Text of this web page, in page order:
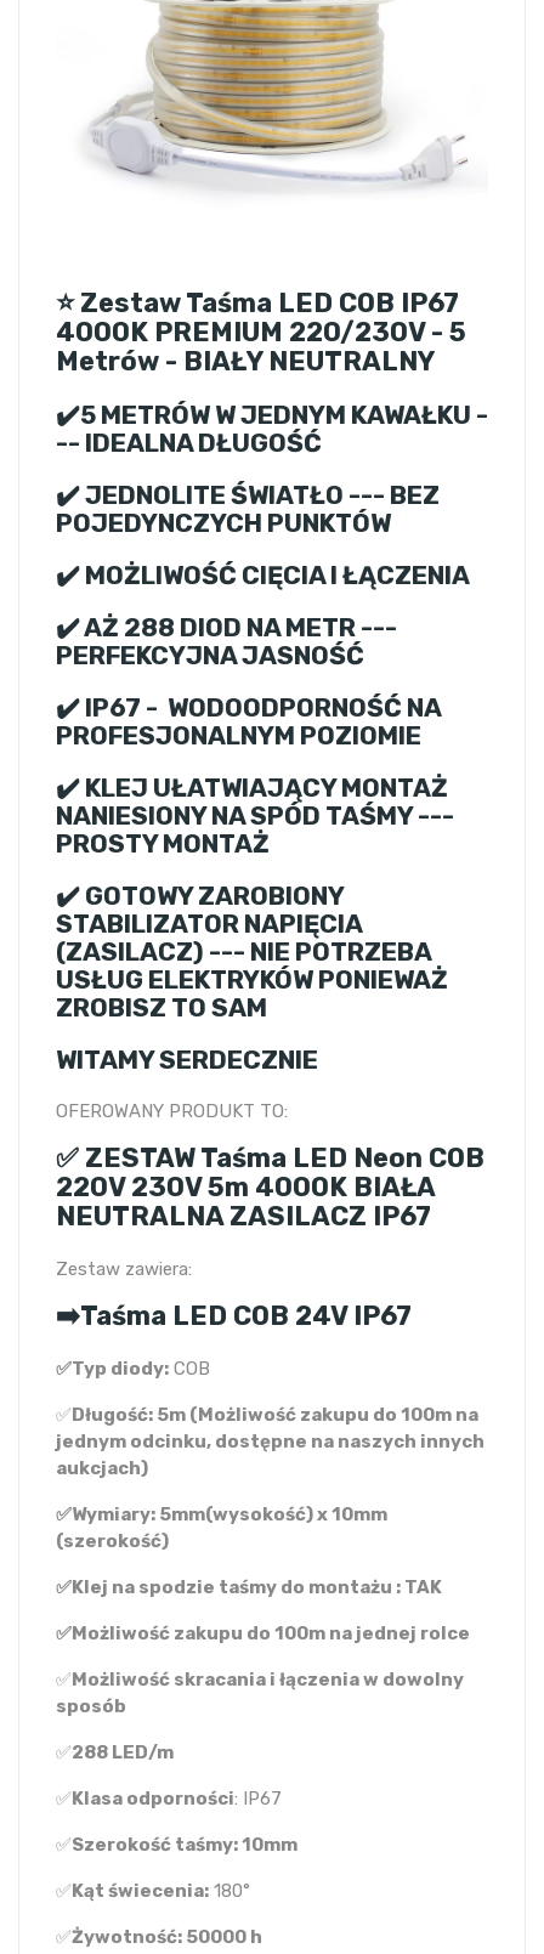
⭐ Zestaw Taśma LED COB IP67
4000K PREMIUM 220/230V - 5
Metrów - BIAŁY NEUTRALNY
✔️5 METRÓW W JEDNYM KAWAŁKU -
-- IDEALNA DŁUGOŚĆ
✔️ JEDNOLITE ŚWIATŁO --- BEZ
POJEDYNCZYCH PUNKTÓW
✔️ MOŻLIWOŚĆ CIĘCIA I ŁĄCZENIA
✔️ AŻ 288 DIOD NA METR ---
PERFEKCYJNA JASNOŚĆ
✔️ IP67 - WODOODPORNOŚĆ NA
PROFESJONALNYM POZIOMIE
✔️ KLEJ UŁATWIAJĄCY MONTAŻ
NANIESIONY NA SPÓD TAŚMY ---
PROSTY MONTAŻ
✔️ GOTOWY ZAROBIONY
STABILIZATOR NAPIĘCIA
(ZASILACZ) --- NIE POTRZEBA
USŁUG ELEKTRYKÓW PONIEWAŻ
ZROBISZ TO SAM
WITAMY SERDECZNIE
OFEROWANY PRODUKT TO:
✅ ZESTAW Taśma LED Neon COB
220V 230V 5m 4000K BIAŁA
NEUTRALNA ZASILACZ IP67
Zestaw zawiera:
➡️Taśma LED COB 24V IP67
✅Typ diody: COB
✅ Długość: 5m (Możliwość zakupu do 100m na
jednym odcinku, dostępne na naszych innych
aukcjach)
✅Wymiary: 5mm(wysokość) x 10mm
(szerokość)
✅Klej na spodzie taśmy do montażu : TAK
✅Możliwość zakupu do 100m na jednej rolce
✅ Możliwość skracania i łączenia w dowolny
sposób
✅288 LED/m
✅ Klasa odporności: IP67
✅Szerokość taśmy: 10mm
✅ Kąt świecenia: 180°
✅Żywotność: 50000 h